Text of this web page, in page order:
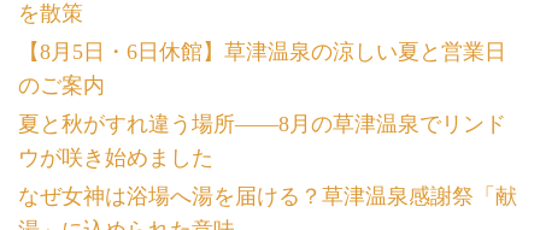
を散策
【8月5日・6日休館】草津温泉の涼しい夏と営業日
のご案内
夏と秋がすれ違う場所――8月の草津温泉でリンド
ウが咲き始めました
なぜ女神は浴場へ湯を届ける？草津温泉感謝祭「献